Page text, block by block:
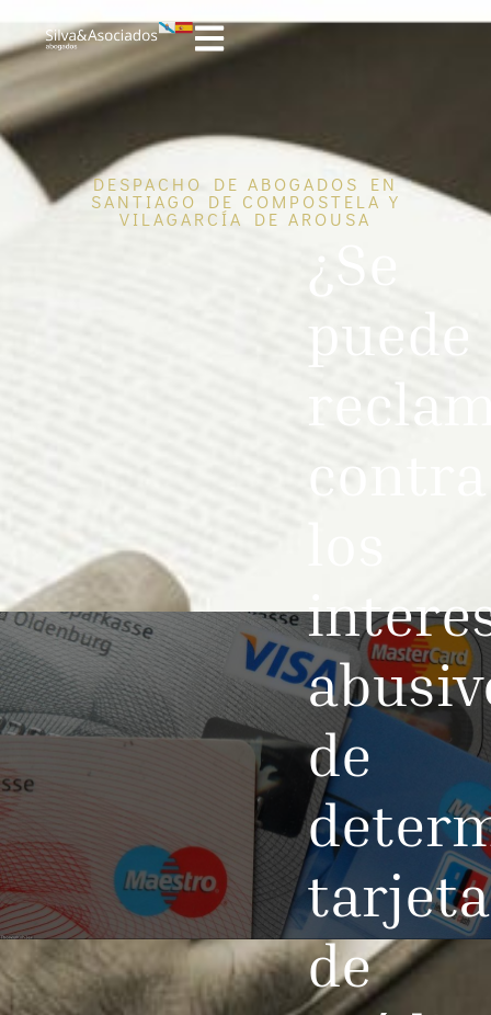
DESPACHO DE ABOGADOS EN
SANTIAGO DE COMPOSTELA Y
VILAGARCÍA DE AROUSA
¿Se
puede
contra
de
de